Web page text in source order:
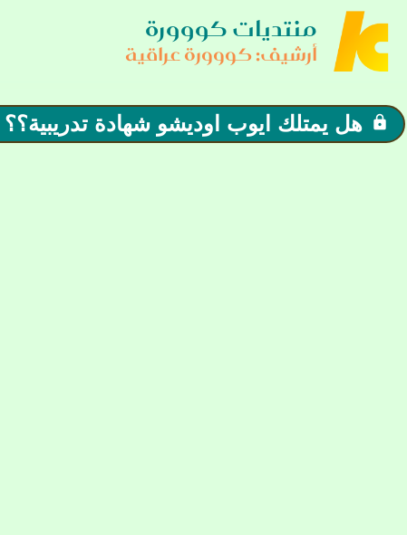
منتديات كووورة
أرشيف: كووورة عراقية
 هل يمتلك ايوب اوديشو شهادة تدريبية؟؟